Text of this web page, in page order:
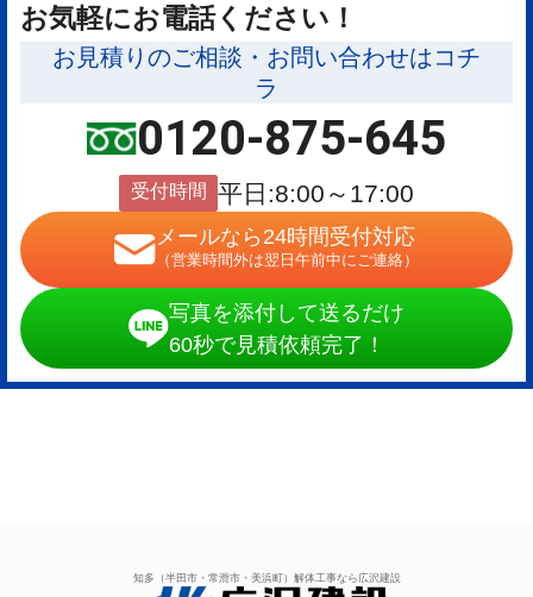
お気軽にお電話ください！
お見積りのご相談・お問い合わせはコチ
ラ
0120-875-645
受付時間 平日:8:00～17:00
メールなら24時間受付対応
（営業時間外は翌日午前中にご連絡）
写真を添付して送るだけ
60秒で見積依頼完了！
知多（半田市・常滑市・美浜町）解体工事なら広沢建設